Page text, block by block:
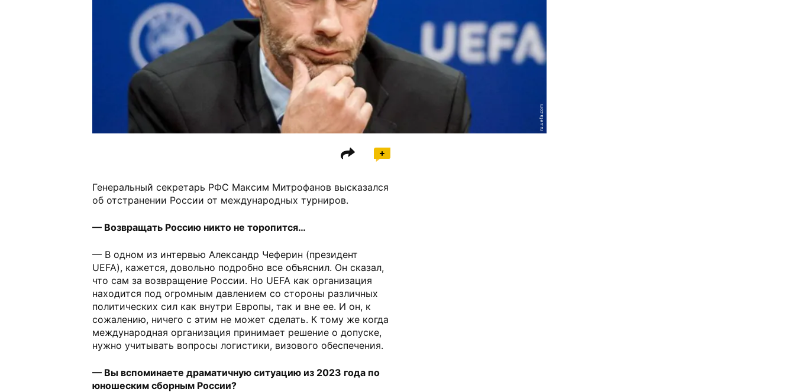
ru.uefa.com
Генеральный секретарь РФС Максим Митрофанов высказался
об отстранении России от международных турниров.
— Возвращать Россию никто не торопится…
— В одном из интервью Александр Чеферин (президент
UEFA), кажется, довольно подробно все объяснил. Он сказал,
что сам за возвращение России. Но UEFA как организация
находится под огромным давлением со стороны различных
политических сил как внутри Европы, так и вне ее. И он, к
сожалению, ничего с этим не может сделать. К тому же когда
международная организация принимает решение о допуске,
нужно учитывать вопросы логистики, визового обеспечения.
— Вы вспоминаете драматичную ситуацию из 2023 года по
юношеским сборным России?